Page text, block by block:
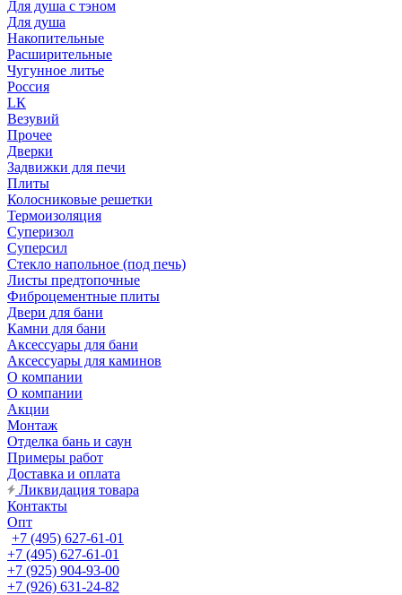
Для душа с тэном
Для душа
Накопительные
Расширительные
Чугунное литье
Россия
LК
Везувий
Прочее
Дверки
Задвижки для печи
Плиты
Колосниковые решетки
Термоизоляция
Суперизол
Суперсил
Стекло напольное (под печь)
Листы предтопочные
Фиброцементные плиты
Двери для бани
Камни для бани
Аксессуары для бани
Аксессуары для каминов
О компании
О компании
Акции
Монтаж
Отделка бань и саун
Примеры работ
Доставка и оплата
Ликвидация товара
Контакты
Опт
+7 (495) 627-61-01
+7 (495) 627-61-01
+7 (925) 904-93-00
+7 (926) 631-24-82